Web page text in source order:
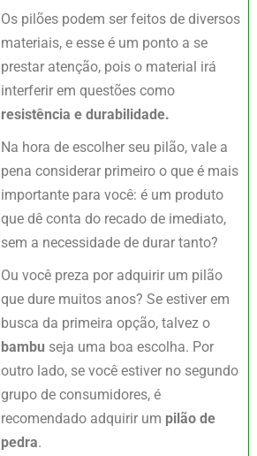
Os pilões podem ser feitos de diversos
materiais, e esse é um ponto a se
prestar atenção, pois o material irá
interferir em questões como
resistência e durabilidade.
Na hora de escolher seu pilão, vale a
pena considerar primeiro o que é mais
importante para você: é um produto
que dê conta do recado de imediato,
sem a necessidade de durar tanto?
Ou você preza por adquirir um pilão
que dure muitos anos? Se estiver em
busca da primeira opção, talvez o
bambu seja uma boa escolha. Por
outro lado, se você estiver no segundo
grupo de consumidores, é
recomendado adquirir um pilão de
pedra.